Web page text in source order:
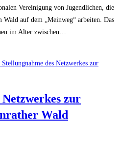
Vereinigung von Jugendlichen, die
auf dem „Meinweg“ arbeiten. Das
im Alter zwischen…
Netzwerkes zur
Wald